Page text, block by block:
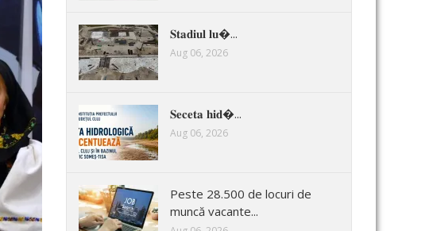
𝐒𝐭𝐚𝐝𝐢𝐮𝐥 𝐥𝐮�...
Aug 06, 2026
𝐒𝐞𝐜𝐞𝐭𝐚 𝐡𝐢𝐝�...
Aug 06, 2026
Peste 28.500 de locuri de
muncă vacante...